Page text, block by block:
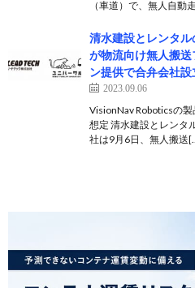
（車道）で、無人自動
清水建設とレンタ
が物流向け無人搬
ン提供で合弁会社設
2023.09.06
VisionNav Roboticsの
想定 清水建設とレンタ
社は9月6日、無人搬送